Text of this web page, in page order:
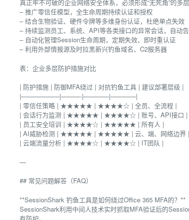
真正牢不可破的企业网络安全体系，必须形成“无死角”的多
– 推广零信任模型，全生命周期持续认证和授权
– 结合生物验证、硬件令牌等多维身份认证，杜绝单点失效
– 持续监测员工、系统、API等各类接口的异常会话，自动
– 自动化管理Session生命周期，定期失效、即时重认证
– 利用外部情报源及时拉黑新兴钓鱼域名、C2服务器
表：企业多层防护措施对比
| 防护措施 | 防御MFA绕过 | 对抗钓鱼工具 | 建议部署层级 |
|——————|———-|————|————|
| 零信任策略 | ★★★★★ | ★★★★☆ | 全员、全流程 |
| 会话行为监测 | ★★★★★ | ★★★★☆ | 账号、API接口 |
| 员工安全培训 | ★★★★☆ | ★★★★★ | 所有人 |
| AI威胁检测 | ★★★★★ | ★★★★★ | 云、端、网络边界 |
| 云端流量分析 | ★★★★☆ | ★★★★☆ | IT团队 |
—
## 常见问题解答（FAQ）
**SessionShark 钓鱼工具是如何绕过Office 365 MFA的？**
SessionShark利用中间人技术实时抓取MFA验证后的